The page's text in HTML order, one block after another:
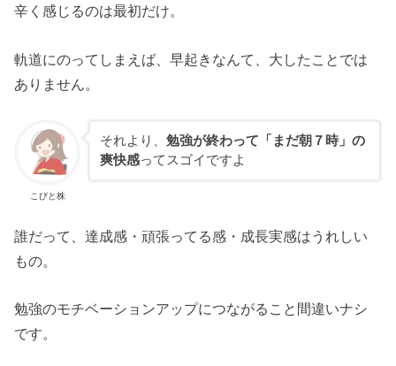
辛く感じるのは最初だけ。
軌道にのってしまえば、早起きなんて、大したことでは
ありません。
こびと株
それより、 勉強が終わって「まだ朝７時」の
爽快感ってスゴイですよ
誰だって、達成感・頑張ってる感・成長実感はうれしい
もの。
勉強のモチベーションアップにつながること間違いナシ
です。